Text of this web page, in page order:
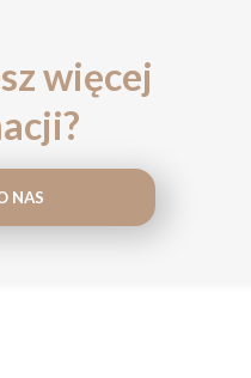
więcej
NAS